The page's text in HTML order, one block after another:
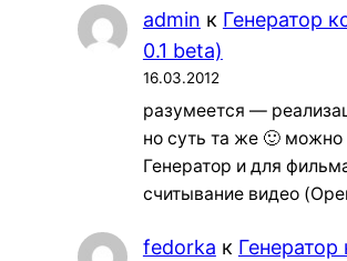
admin к Генератор
0.1 beta)
16.03.2012
разумеется —
но суть та же 🙂 можно
Генератор и для
считывание видео
fedorka к